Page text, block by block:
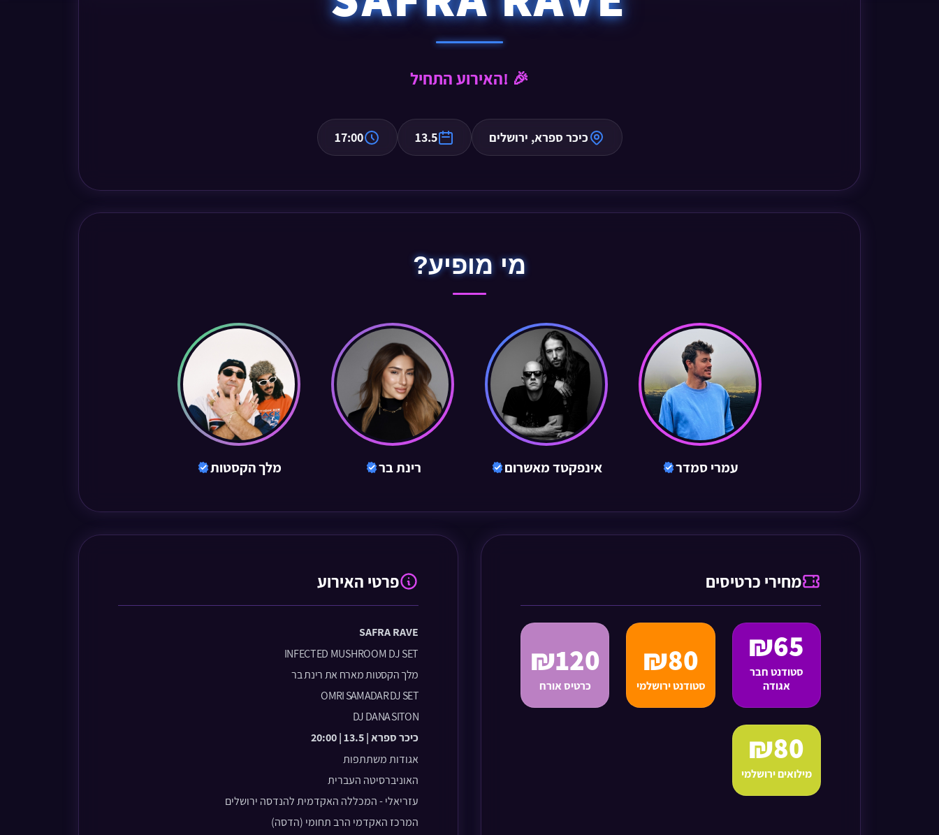
האירוע התחיל! 🎉
כיכר ספרא, ירושלים 13.5
17:00
מי מופיע?
עמרי סמדר אינפקטד מאשרום רינת בר מלך הקסטות
מחירי כרטיסים
₪65
סטודנט חבר
אגודה
₪80
סטודנט ירושלמי
₪120
כרטיס אורח
₪80
מילואים ירושלמי
פרטי האירוע
SAFRA RAVE
INFECTED MUSHROOM DJ SET
מלך הקסטותמארח את רינת בר
OMRI SAMADAR DJ SET
DJ DANA SITON
כיכר ספרא | 13.5 | 20:00
אגודות משתתפות
האוניברסיטה העברית
עזריאלי - המכללה האקדמית להנדסה ירושלים
המרכז האקדמי הרב תחומי (הדסה)